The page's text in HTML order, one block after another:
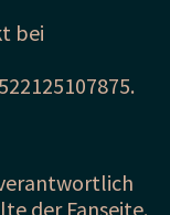
bei
der Fanseite.